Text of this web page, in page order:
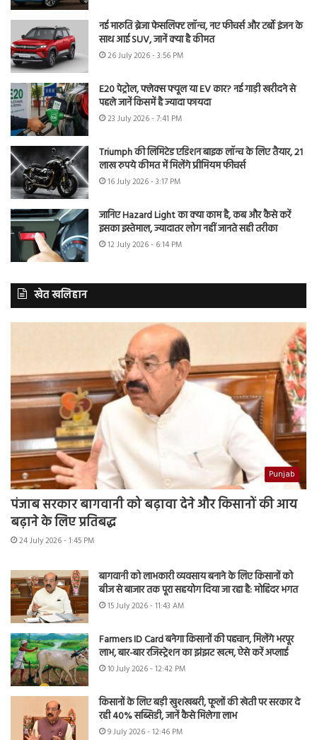
नई मारुति ब्रेजा फेसलिफ्ट लॉन्च, नए फीचर्स और टर्बो इंजन के
साथ आई SUV, जानें क्या है कीमत
26 July 2026 - 3:56 PM
E20 पेट्रोल, फ्लेक्स फ्यूल या EV कार? नई गाड़ी खरीदने से
पहले जानें किसमें है ज्यादा फायदा
23 July 2026 - 7:41 PM
Triumph की लिमिटेड एडिशन बाइक लॉन्च के लिए तैयार, 21
लाख रुपये कीमत में मिलेंगे प्रीमियम फीचर्स
16 July 2026 - 3:17 PM
जानिए Hazard Light का क्या काम है, कब और कैसे करें
इसका इस्तेमाल, ज्यादातर लोग नहीं जानते सही तरीका
12 July 2026 - 6:14 PM
खेत खलिहान
Punjab
पंजाब सरकार बागवानी को बढ़ावा देने और किसानों की आय
बढ़ाने के लिए प्रतिबद्ध
24 July 2026 - 1:45 PM
बागवानी को लाभकारी व्यवसाय बनाने के लिए किसानों को
बीज से बाजार तक पूरा सहयोग दिया जा रहा है: मोहिंदर भगत
15 July 2026 - 11:43 AM
Farmers ID Card बनेगा किसानों की पहचान, मिलेंगे भरपूर
लाभ, बार-बार रजिस्ट्रेशन का झंझट खत्म, ऐसे करें अप्लाई
10 July 2026 - 12:42 PM
किसानों के लिए बड़ी खुशखबरी, फूलों की खेती पर सरकार दे
रही 40% सब्सिडी, जानें कैसे मिलेगा लाभ
9 July 2026 - 12:46 PM